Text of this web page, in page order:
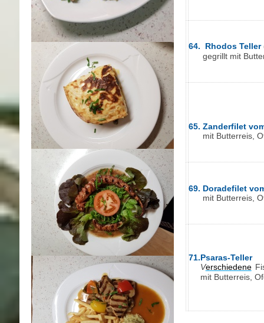
64. Rhodos Teller
gegrillt mit
65. Zanderfilet
mit Butterreis,
69. Doradefilet
mit Butterreis,
71.Psaras-Teller
Verschiedene
mit Butterreis,